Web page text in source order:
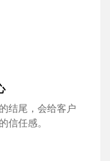
结尾，会给客户
信任感。